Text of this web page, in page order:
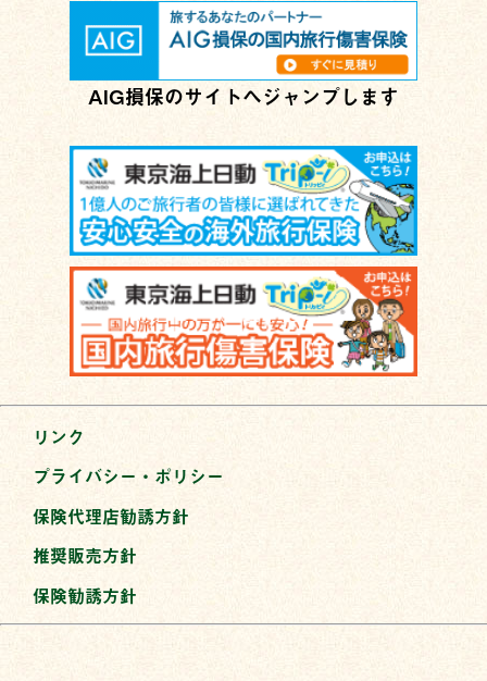
AIG損保のサイトへジャンプします
リンク
プライバシー・ポリシー
保険代理店勧誘方針
推奨販売方針
保険勧誘方針